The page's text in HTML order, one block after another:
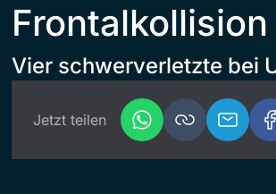
Frontalkollision
Vier schwerverletzte bei
Jetzt teilen